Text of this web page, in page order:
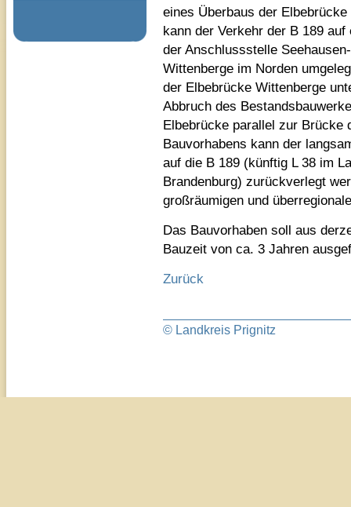
eines Überbaus der
kann der Verkehr der B 189
der Anschlussstelle
Wittenberge im Norden
der Elbebrücke Wittenberge
Abbruch des
Elbebrücke parallel zur Brücke
Bauvorhabens kann der
auf die B 189 (künftig L 38 im
Brandenburg) zurückverlegt
großräumigen und
Das Bauvorhaben soll aus
Bauzeit von ca. 3 Jahren
Zurück
© Landkreis Prignitz